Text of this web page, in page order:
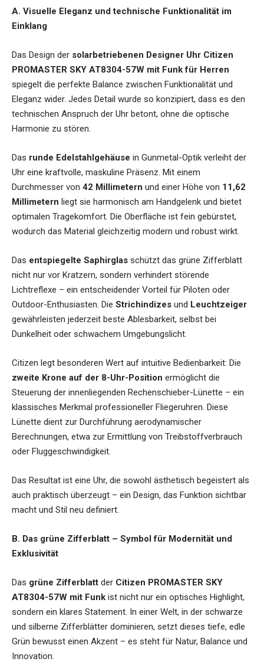
A. Visuelle Eleganz und technische Funktionalität im
Einklang
Das Design der solarbetriebenen Designer Uhr Citizen
PROMASTER SKY AT8304-57W mit Funk für Herren
spiegelt die perfekte Balance zwischen Funktionalität und
Eleganz wider. Jedes Detail wurde so konzipiert, dass es den
technischen Anspruch der Uhr betont, ohne die optische
Harmonie zu stören.
Das runde Edelstahlgehäuse in Gunmetal-Optik verleiht der
Uhr eine kraftvolle, maskuline Präsenz. Mit einem
Durchmesser von 42 Millimetern und einer Höhe von 11,62
Millimetern liegt sie harmonisch am Handgelenk und bietet
optimalen Tragekomfort. Die Oberfläche ist fein gebürstet,
wodurch das Material gleichzeitig modern und robust wirkt.
Das entspiegelte Saphirglas schützt das grüne Zifferblatt
nicht nur vor Kratzern, sondern verhindert störende
Lichtreflexe – ein entscheidender Vorteil für Piloten oder
Outdoor-Enthusiasten. Die Strichindizes und Leuchtzeiger
gewährleisten jederzeit beste Ablesbarkeit, selbst bei
Dunkelheit oder schwachem Umgebungslicht.
Citizen legt besonderen Wert auf intuitive Bedienbarkeit: Die
zweite Krone auf der 8-Uhr-Position ermöglicht die
Steuerung der innenliegenden Rechenschieber-Lünette – ein
klassisches Merkmal professioneller Fliegeruhren. Diese
Lünette dient zur Durchführung aerodynamischer
Berechnungen, etwa zur Ermittlung von Treibstoffverbrauch
oder Fluggeschwindigkeit.
Das Resultat ist eine Uhr, die sowohl ästhetisch begeistert als
auch praktisch überzeugt – ein Design, das Funktion sichtbar
macht und Stil neu definiert.
B. Das grüne Zifferblatt – Symbol für Modernität und
Exklusivität
Das grüne Zifferblatt der Citizen PROMASTER SKY
AT8304-57W mit Funk ist nicht nur ein optisches Highlight,
sondern ein klares Statement. In einer Welt, in der schwarze
und silberne Zifferblätter dominieren, setzt dieses tiefe, edle
Grün bewusst einen Akzent – es steht für Natur, Balance und
Innovation.